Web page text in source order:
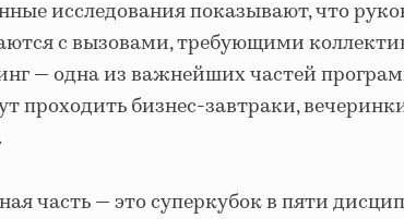
исследования показывают, что
с вызовами, требующими
— одна из важнейших частей
проходить бизнес-завтраки,
часть — это суперкубок в пяти